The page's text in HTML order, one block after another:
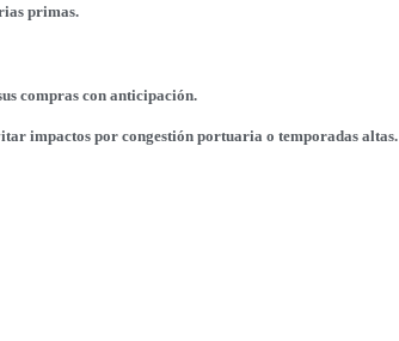
primas.
compras con anticipación.
impactos por congestión portuaria o temporadas altas.